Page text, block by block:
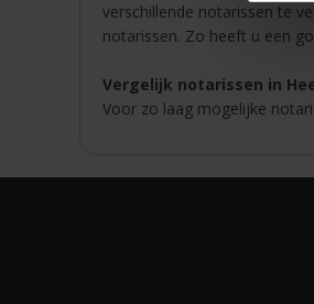
verschillende notarissen te
notarissen. Zo heeft u een
Vergelijk notarissen in
Voor zo laag mogelijke